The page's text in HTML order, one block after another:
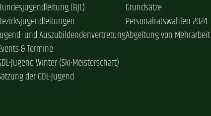
(BJL)
und Auszubildendenvertretung
& Termine
Jugend Winter (Ski-Meisterschaft)
der GDL-Jugend
Grundsätze
Personalratswahlen 2024
Abgeltung von Mehrarbeit